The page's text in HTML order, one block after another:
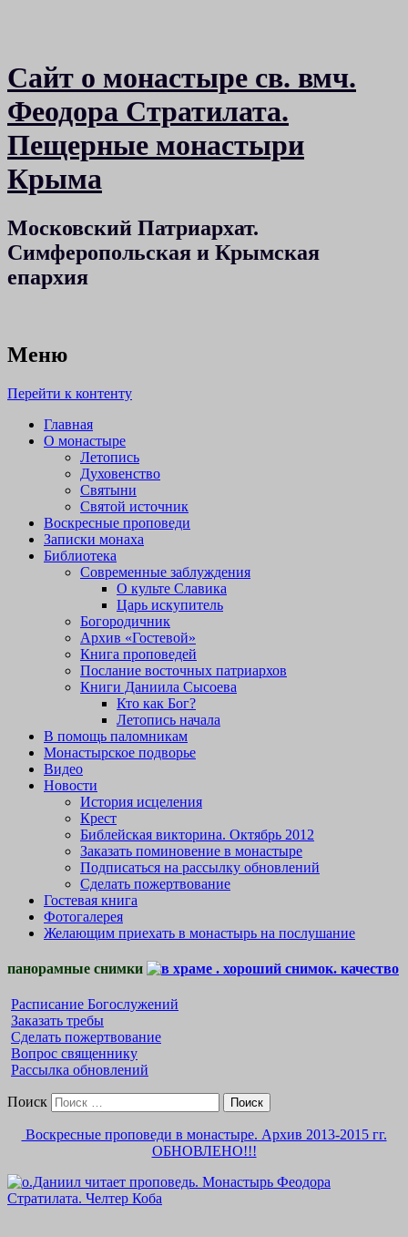
Сайт о монастыре св. вмч.
Феодора Стратилата.
Пещерные монастыри
Крыма
Московский Патриархат.
Симферопольская и Крымская
епархия
Меню
Перейти к контенту
Главная
О монастыре
Летопись
Духовенство
Святыни
Святой источник
Воскресные проповеди
Записки монаха
Библиотека
Современные заблуждения
О культе Славика
Царь искупитель
Богородичник
Архив «Гостевой»
Книга проповедей
Послание восточных патриархов
Книги Даниила Сысоева
Кто как Бог?
Летопись начала
В помощь паломникам
Монастырское подворье
Видео
Новости
История исцеления
Крест
Библейская викторина. Октябрь 2012
Заказать поминовение в монастыре
Подписаться на рассылку обновлений
Сделать пожертвование
Гостевая книга
Фотогалерея
Желающим приехать в монастырь на послушание
панорамные снимки
Расписание Богослужений
Заказать требы
Сделать пожертвование
Вопрос священнику
Рассылка обновлений
Поиск
Воскресные проповеди в монастыре. Архив 2013-2015 гг.
ОБНОВЛЕНО!!!